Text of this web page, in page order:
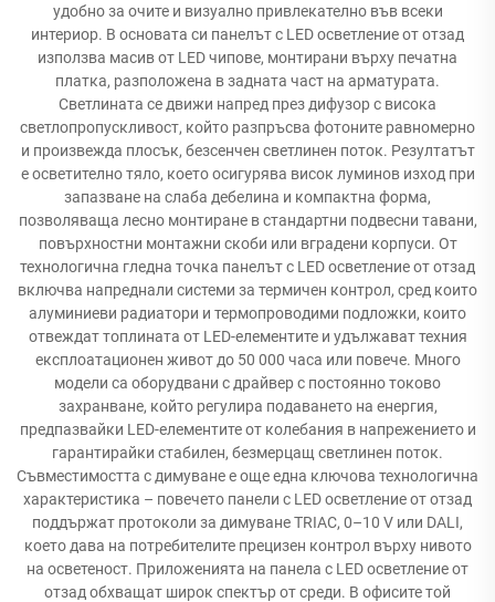
удобно за очите и визуално привлекателно във всеки
интериор. В основата си панелът с LED осветление от отзад
използва масив от LED чипове, монтирани върху печатна
платка, разположена в задната част на арматурата.
Светлината се движи напред през дифузор с висока
светлопропускливост, който разпръсва фотоните равномерно
и произвежда плосък, безсенчен светлинен поток. Резултатът
е осветително тяло, което осигурява висок луминов изход при
запазване на слаба дебелина и компактна форма,
позволяваща лесно монтиране в стандартни подвесни тавани,
повърхностни монтажни скоби или вградени корпуси. От
технологична гледна точка панелът с LED осветление от отзад
включва напреднали системи за термичен контрол, сред които
алуминиеви радиатори и термопроводими подложки, които
отвеждат топлината от LED-елементите и удължават техния
експлоатационен живот до 50 000 часа или повече. Много
модели са оборудвани с драйвер с постоянно токово
захранване, който регулира подаването на енергия,
предпазвайки LED-елементите от колебания в напрежението и
гарантирайки стабилен, безмерцащ светлинен поток.
Съвместимостта с димуване е още една ключова технологична
характеристика – повечето панели с LED осветление от отзад
поддържат протоколи за димуване TRIAC, 0–10 V или DALI,
което дава на потребителите прецизен контрол върху нивото
на осветеност. Приложенията на панела с LED осветление от
отзад обхващат широк спектър от среди. В офисите той